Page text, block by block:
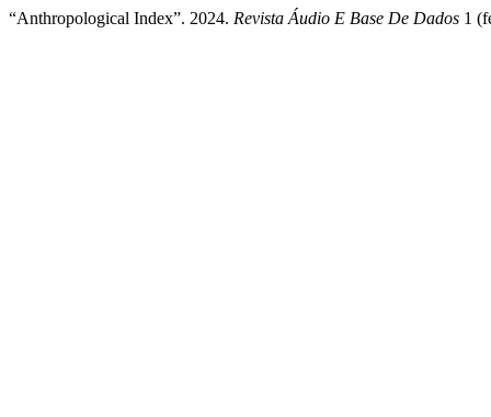
“Anthropological Index”. 2024. Revista Áudio E Base De Dados 1